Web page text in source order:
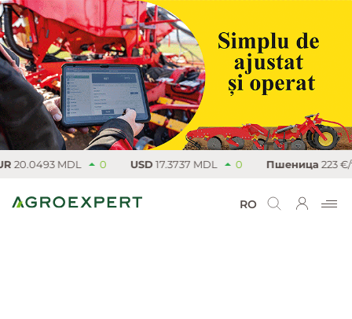
MDL 0 USD17.3737 MDL 0 Пшеница223 €/т
RO